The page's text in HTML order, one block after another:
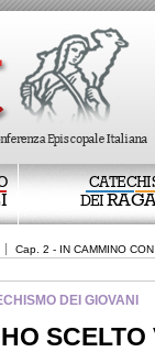
DEI
Cap. 2 - IN CAMMINO
DEI GIOVANI
SCELTO